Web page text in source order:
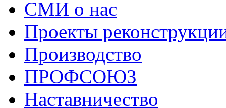
СМИ о нас
Проекты
Производство
ПРОФСОЮЗ
Наставничество